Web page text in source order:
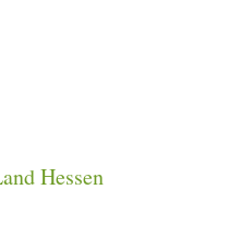
Hessen